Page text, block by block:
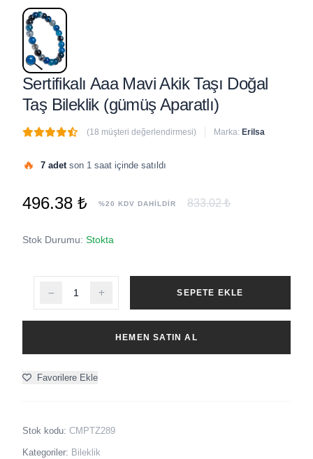
Sertifikalı Aaa Mavi Akik Taşı Doğal
Taş Bileklik (gümüş Aparatlı)
(18 müşteri değerlendirmesi) Marka: Erilsa
🔥 7 adet son 1 saat içinde satıldı
496.38 ₺ %20 KDV DAHİLDİR 833.02 ₺
Stok Durumu: Stokta
SEPETE EKLE
HEMEN SATIN AL
Favorilere Ekle
Stok kodu: CMPTZ289
Kategoriler: Bileklik